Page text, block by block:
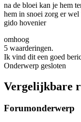
na de bloei kan je hem
hem in snoei zorg er
gido hovenier
omhoog
5 waarderingen.
Ik vind dit een goed
Onderwerp gesloten
Vergelijkbare
Forumonderwerp